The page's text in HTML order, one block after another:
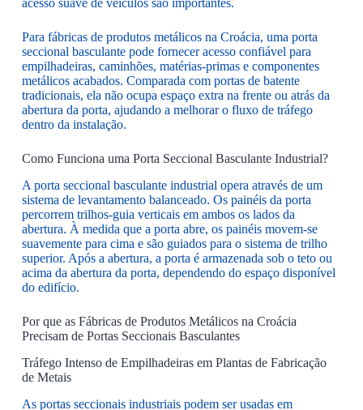
acesso suave de veículos são importantes.
Para fábricas de produtos metálicos na Croácia, uma porta
seccional basculante pode fornecer acesso confiável para
empilhadeiras, caminhões, matérias-primas e componentes
metálicos acabados. Comparada com portas de batente
tradicionais, ela não ocupa espaço extra na frente ou atrás da
abertura da porta, ajudando a melhorar o fluxo de tráfego
dentro da instalação.
Como Funciona uma Porta Seccional Basculante Industrial?
A porta seccional basculante industrial opera através de um
sistema de levantamento balanceado. Os painéis da porta
percorrem trilhos-guia verticais em ambos os lados da
abertura. À medida que a porta abre, os painéis movem-se
suavemente para cima e são guiados para o sistema de trilho
superior. Após a abertura, a porta é armazenada sob o teto ou
acima da abertura da porta, dependendo do espaço disponível
do edifício.
Por que as Fábricas de Produtos Metálicos na Croácia
Precisam de Portas Seccionais Basculantes
Tráfego Intenso de Empilhadeiras em Plantas de Fabricação
de Metais
As portas seccionais industriais podem ser usadas em